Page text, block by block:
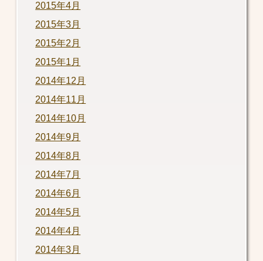
2015年4月
2015年3月
2015年2月
2015年1月
2014年12月
2014年11月
2014年10月
2014年9月
2014年8月
2014年7月
2014年6月
2014年5月
2014年4月
2014年3月